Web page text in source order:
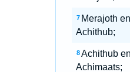
7 Merajoth
Achithub;
8 Achithub
Achimaats;